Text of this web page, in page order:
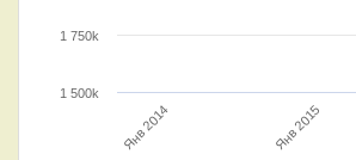
Янв 2014 Янв 2015
1 500k
1 750k